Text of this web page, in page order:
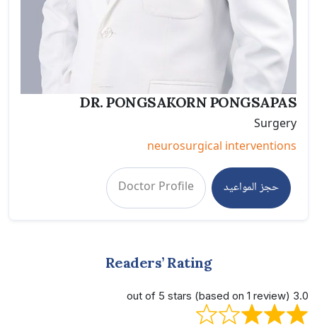
DR. PONGSAKORN PONGSAPAS
Surgery
neurosurgical interventions
حجز المواعيد Doctor Profile
Readers’ Rating
3.0 out of 5 stars (based on 1 review)